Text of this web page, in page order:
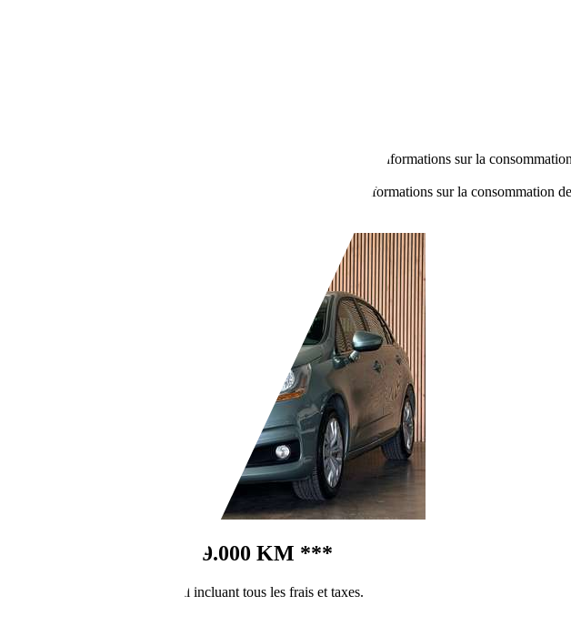
Vous trouverez de plus amples informations sur la
Vous trouverez de plus amples informations sur la consommation
*** 39.000 KM ***
Prix public final incluant tous les frais et taxes.